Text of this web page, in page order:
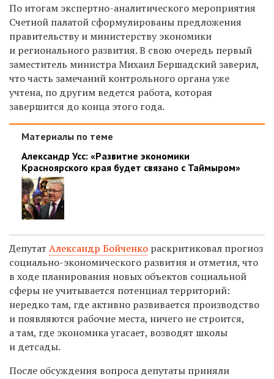
По итогам экспертно-аналитического мероприятия
Счетной палатой сформулированы предложения
правительству и министерству экономики
и регионального развития. В свою очередь первый
заместитель министра Михаил Бершадский заверил,
что часть замечаний контрольного органа уже
учтена, по другим ведется работа, которая
завершится до конца этого года.
Материалы по теме
Александр Усс: «Развитие экономики
Красноярского края будет связано с Таймыром»
Депутат Александр Бойченко раскритиковал прогноз
социально-экономического развития и отметил, что
в ходе планирования новых объектов социальной
сферы не учитывается потенциал территорий:
нередко там, где активно развивается производство
и появляются рабочие места, ничего не строится,
а там, где экономика угасает, возводят школы
и детсады.
После обсуждения вопроса депутаты приняли